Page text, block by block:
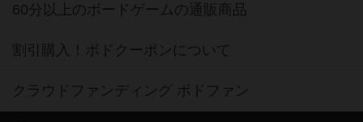
60分以上のボードゲームの通販商品
割引購入！ボドクーポンについて
クラウドファンディング ボドファン